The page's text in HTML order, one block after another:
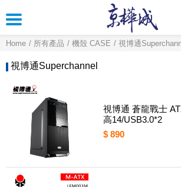
Home 所有產品 機殼 CASE 視博通
視博通Superchannel
視博通 蒼龍戰士
高14/USB3.0*2
$ 890